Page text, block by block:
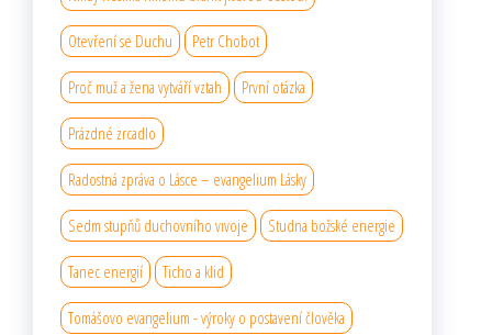
Otevření se Duchu Petr Chobot
Proč muž a žena vytváří vztah První otázka
Prázdné zrcadlo
Radostná zpráva o Lásce – evangelium Lásky
Sedm stupňů duchovního vıvoje Studna božské energie
Tanec energií Ticho a klid
Tomášovo evangelium - výroky o postavení člověka